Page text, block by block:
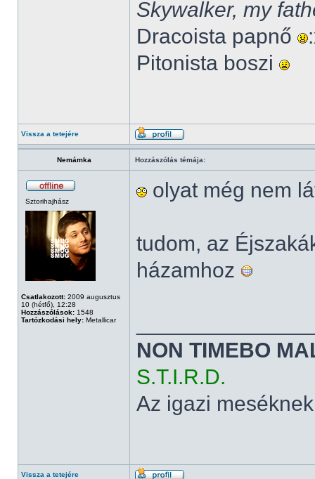
Skywalker, my
Dracoista papnő
Pitonista boszi
Vissza a tetejére
Nemámka Hozzászólás témája:
Sztorihajhász
Csatlakozott: 2009 augusztus
10 (hétfő), 12:28
Hozzászólások: 1548
Tartózkodási hely: Metallicar
olyat még nem
tudom, az
házamhoz
NON TIMEBO
S.T.I.R.D.
Az igazi
Vissza a tetejére